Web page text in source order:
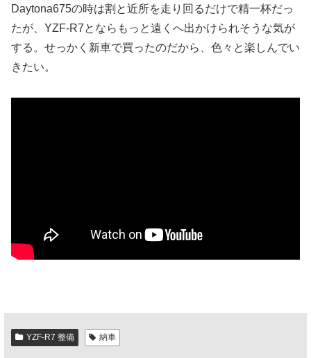
Daytona675の時は割と近所を走り回るだけで精一杯だっ
たが、YZF-R7とならもっと遠くへ出かけられそうな気が
する。せっかく新車で買ったのだから、色々と楽しんでい
きたい。
YZF-R7 整備 納車